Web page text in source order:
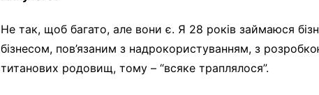
Не так, щоб багато, але вони є. Я 28 років займаюся
бізнесом, пов’язаним з надрокористуванням, з
титанових родовищ, тому – “всяке траплялося”.